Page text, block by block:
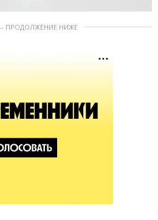
ПРОДОЛЖЕНИЕ НИЖЕ